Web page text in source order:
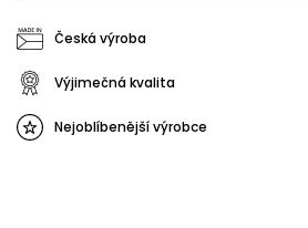
Česká výroba
Výjimečná kvalita
Nejoblíbenější výrobce